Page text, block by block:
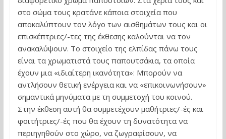
στο σώμα τους κρατάνε κάποια στοιχεία που
αποκαλύπτουν τον λόγο των αισθημάτων τους και οι
επισκέπτριες/-τες της έκθεσης καλούνται να τον
ανακαλύψουν. Το στοιχείο της ελπίδας πάνω τους
είναι τα χρωματιστά τους παπουτσάκια, τα οποία
έχουν μια «ιδιαίτερη ικανότητα»: Μπορούν να
αντλήσουν θετική ενέργεια και να «επικοινωνήσουν»
σημαντικά μηνύματα με τη συμμετοχή του κοινού.
Στην έκθεση αυτή θα συμμετέχουν μαθήτριες/-ές και
φοιτήτριες/-ές που θα έχουν τη δυνατότητα να
περιηγηθούν στο χώρο, να ζωγραφίσουν, να